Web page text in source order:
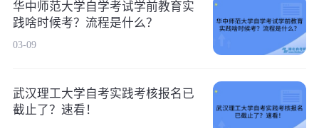
华中师范大学自学考试学前教育实
践啥时候考？流程是什么？
03-09
武汉理工大学自考实践考核报名已
截止了？速看！